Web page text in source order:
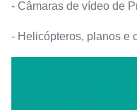
- Câmaras de vídeo de
- Helicópteros, planos e